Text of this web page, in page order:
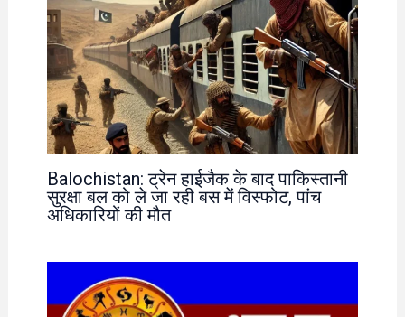
Balochistan: ट्रेन हाईजैक के बाद पाकिस्तानी
सुरक्षा बल को ले जा रही बस में विस्फोट, पांच
अधिकारियों की मौत